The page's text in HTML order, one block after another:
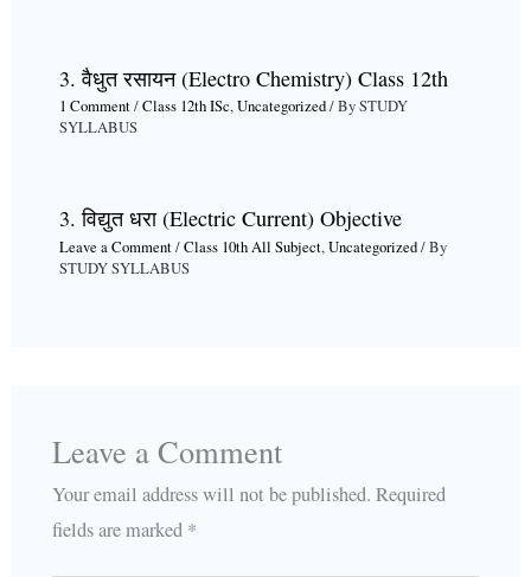
3. वैधुत रसायन (Electro Chemistry) Class 12th
1 Comment/Class 12th ISc,Uncategorized/ BySTUDY
SYLLABUS
3. विद्युत धरा (Electric Current) Objective
Leave a Comment/Class 10th All Subject,Uncategorized/ By
STUDY SYLLABUS
Leave a Comment
Your email address will not be published. Required
fields are marked *